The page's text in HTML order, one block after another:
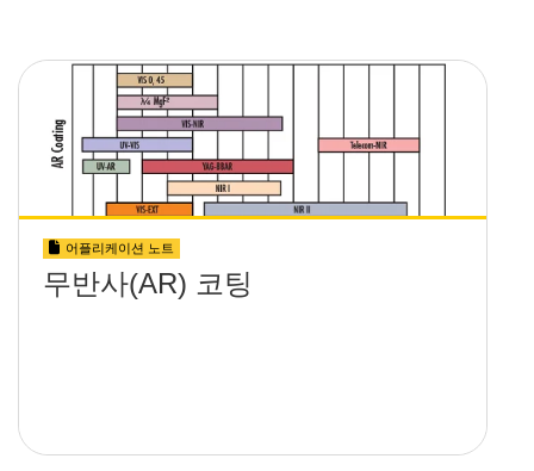
어플리케이션 노트
무반사(AR) 코팅